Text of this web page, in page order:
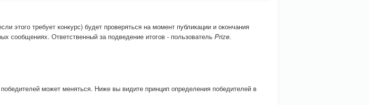
этого требует конкурс) будет проверяться на момент публикации и окончания
сообщениях. Ответственный за подведение итогов - пользователь Prize.
может меняться. Ниже вы видите принцип определения победителей в